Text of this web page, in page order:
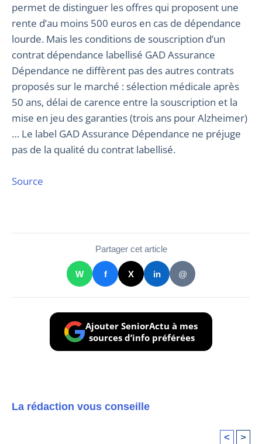
permet de distinguer les offres qui proposent une
rente d’au moins 500 euros en cas de dépendance
lourde. Mais les conditions de souscription d’un
contrat dépendance labellisé GAD Assurance
Dépendance ne diffèrent pas des autres contrats
proposés sur le marché : sélection médicale après
50 ans, délai de carence entre la souscription et la
mise en jeu des garanties (trois ans pour Alzheimer)
… Le label GAD Assurance Dépendance ne préjuge
pas de la qualité du contrat labellisé.
Source
Partager cet article
W f X in @
Ajouter SeniorActu à mes
sources d’info préférées
La rédaction vous conseille
< >